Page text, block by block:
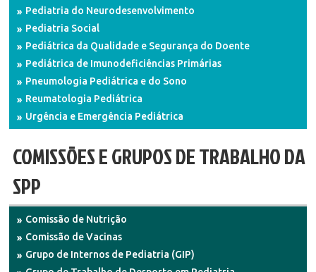
Pediatria do Neurodesenvolvimento
Pediatria Social
Pediátrica da Qualidade e Segurança do Doente
Pediátrica de Imunodeficiências Primárias
Pneumologia Pediátrica e do Sono
Reumatologia Pediátrica
Urgência e Emergência Pediátrica
COMISSÕES E GRUPOS DE TRABALHO DA
SPP
Comissão de Nutrição
Comissão de Vacinas
Grupo de Internos de Pediatria (GIP)